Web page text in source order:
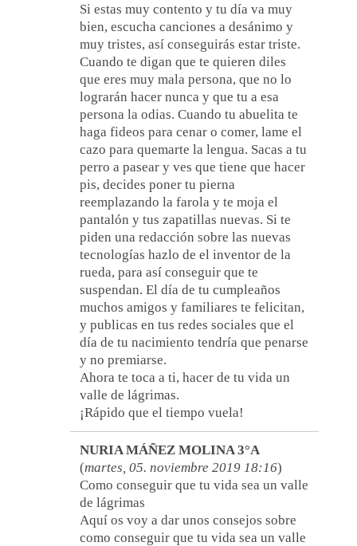
Si estas muy contento y tu día va muy
bien, escucha canciones a desánimo y
muy tristes, así conseguirás estar triste.
Cuando te digan que te quieren diles
que eres muy mala persona, que no lo
lograrán hacer nunca y que tu a esa
persona la odias. Cuando tu abuelita te
haga fideos para cenar o comer, lame el
cazo para quemarte la lengua. Sacas a tu
perro a pasear y ves que tiene que hacer
pis, decides poner tu pierna
reemplazando la farola y te moja el
pantalón y tus zapatillas nuevas. Si te
piden una redacción sobre las nuevas
tecnologías hazlo de el inventor de la
rueda, para así conseguir que te
suspendan. El día de tu cumpleaños
muchos amigos y familiares te felicitan,
y publicas en tus redes sociales que el
día de tu nacimiento tendría que penarse
y no premiarse.
Ahora te toca a ti, hacer de tu vida un
valle de lágrimas.
¡Rápido que el tiempo vuela!
NURIA MÁÑEZ MOLINA 3°A
(martes, 05. noviembre 2019 18:16)
Como conseguir que tu vida sea un valle
de lágrimas
Aquí os voy a dar unos consejos sobre
como conseguir que tu vida sea un valle